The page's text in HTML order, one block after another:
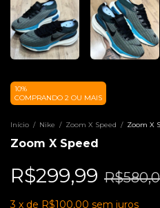
10%
COMPRANDO 2 OU MAIS
Início / Nike / Zoom X Speed / Zoom X
Zoom X Speed
R$299,99
3 x de R$100,00 sem juros